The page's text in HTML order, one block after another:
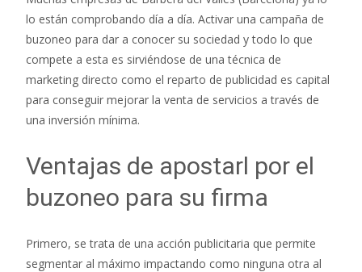
lo están comprobando día a día. Activar una campaña de
buzoneo para dar a conocer su sociedad y todo lo que
compete a esta es sirviéndose de una técnica de
marketing directo como el reparto de publicidad es capital
para conseguir mejorar la venta de servicios a través de
una inversión mínima.
Ventajas de apostarl por el
buzoneo para su firma
Primero, se trata de una acción publicitaria que permite
segmentar al máximo impactando como ninguna otra al